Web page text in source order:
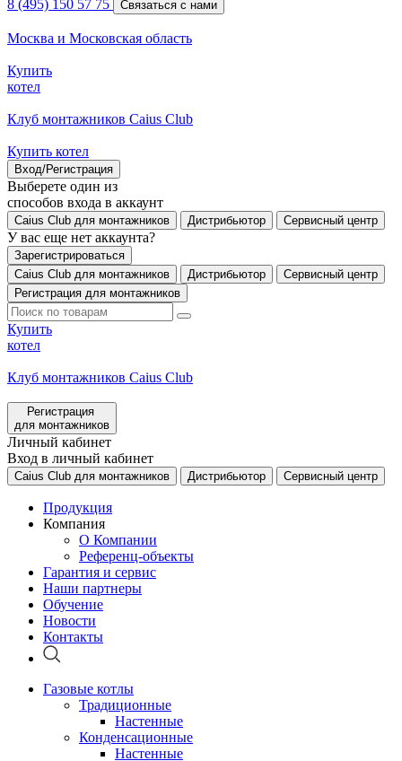
8 (495) 150 57 75 Связаться с нами
Москва и Московская область
Купить
котел
Клуб монтажников Caius Club
Купить котел
Вход/Регистрация
Выберете один из
способов входа в аккаунт
Caius Club для монтажников Дистрибьютор Сервисный центр
У вас еще нет аккаунта?
Зарегистрироваться
Caius Club для монтажников
Дистрибьютор
Сервисный центр
Регистрация для монтажников
Купить
котел
Клуб монтажников Caius Club
Регистрация
для монтажников
Личный кабинет
Вход в личный кабинет
Caius Club для монтажников Дистрибьютор Сервисный центр
Продукция
Компания
О Компании
Референц-объекты
Гарантия и сервис
Наши партнеры
Обучение
Новости
Контакты
Газовые котлы
Традиционные
Настенные
Конденсационные
Настенные